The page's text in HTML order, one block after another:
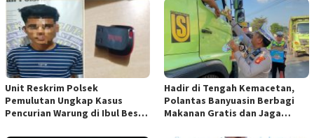
Unit Reskrim Polsek
Pemulutan Ungkap Kasus
Pencurian Warung di Ibul Besar
Hadir di Tengah Kemacetan,
Polantas Banyuasin Berbagi
Makanan Gratis dan Jaga